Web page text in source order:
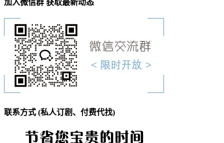
加入微信群 获取最新动态
联系方式 (私人订剧、付费代找)